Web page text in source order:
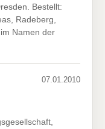
Bestellt:
Radeberg,
Namen der
07.01.2010